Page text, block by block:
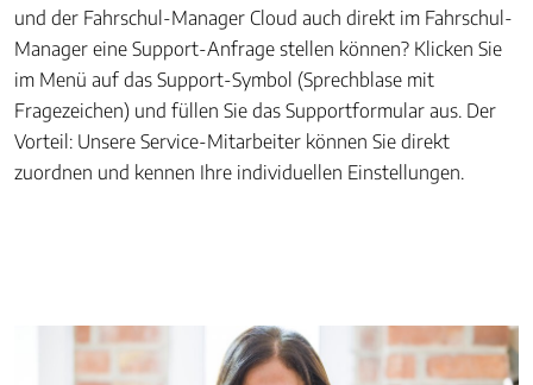
und der Fahrschul-Manager Cloud auch direkt im Fahrschul-
Manager eine Support-Anfrage stellen können? Klicken Sie
im Menü auf das Support-Symbol (Sprechblase mit
Fragezeichen) und füllen Sie das Supportformular aus. Der
Vorteil: Unsere Service-Mitarbeiter können Sie direkt
zuordnen und kennen Ihre individuellen Einstellungen.